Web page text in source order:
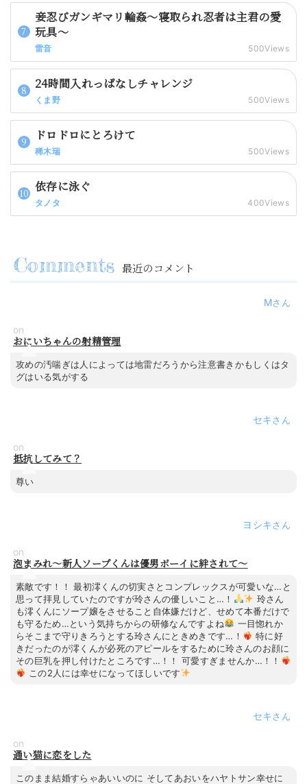
妾忍びガンギマリ輪姦～寝取られ忍者は主君の愛
玩具～
雷音 500Views
24時間入れっぱなしチャレンジ
くま野 500Views
ドロドロにとろけて
稀木瑞 500Views
依存に泳ぐ
タノタ 400Views
最近のコメント
M
on
おにいちゃんの射精管理
攻めの汚喘ぎは人によっては地雷だろうから注意書きかもしくはタ
グはいる気がする
セキ
on
抵抗してみて？
尊い
ヨシキ
on
泡まみれ～新人ソープくんは優男ボーイに絆されて～
素敵です！！ 最初澪くんの切実さとコンプレックスが可愛いな…と
思って拝見していたのですが玲さんの優しいこと…！
玲さん
も澪くんにソープ嬢をさせること自体嫌だけど、せめて本番だけで
も守るため…という気持ちからの研修なんですよね
一目惚れか
らそこまで守りきろうとする玲さんにときめきです…！
特に好
きだったのが澪くんが必死のアピールをするために玲さんのお顔に
その巨乳を押し付けたところです…！！ 可愛すぎませんか…！！
この2人には幸せになってほしいです
セキ
on
通い猫に恋をした
このまま結婚すらゃあいいのに そしてあおいをハヤトサン幸せに